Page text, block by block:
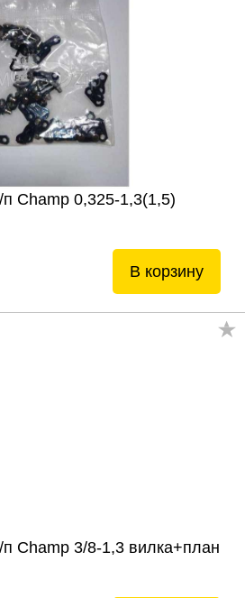
Champ 0,325-1,3(1,5)
В корзину
Champ 3/8-1,3 вилка+план